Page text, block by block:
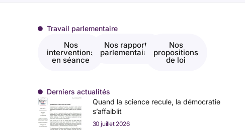
Travail parlementaire
Nos
interventions
en séance
Nos rapports
parlementaires
Nos
propositions
de loi
Derniers actualités
Quand la science recule, la démocratie
s’affaiblit
30 juillet 2026